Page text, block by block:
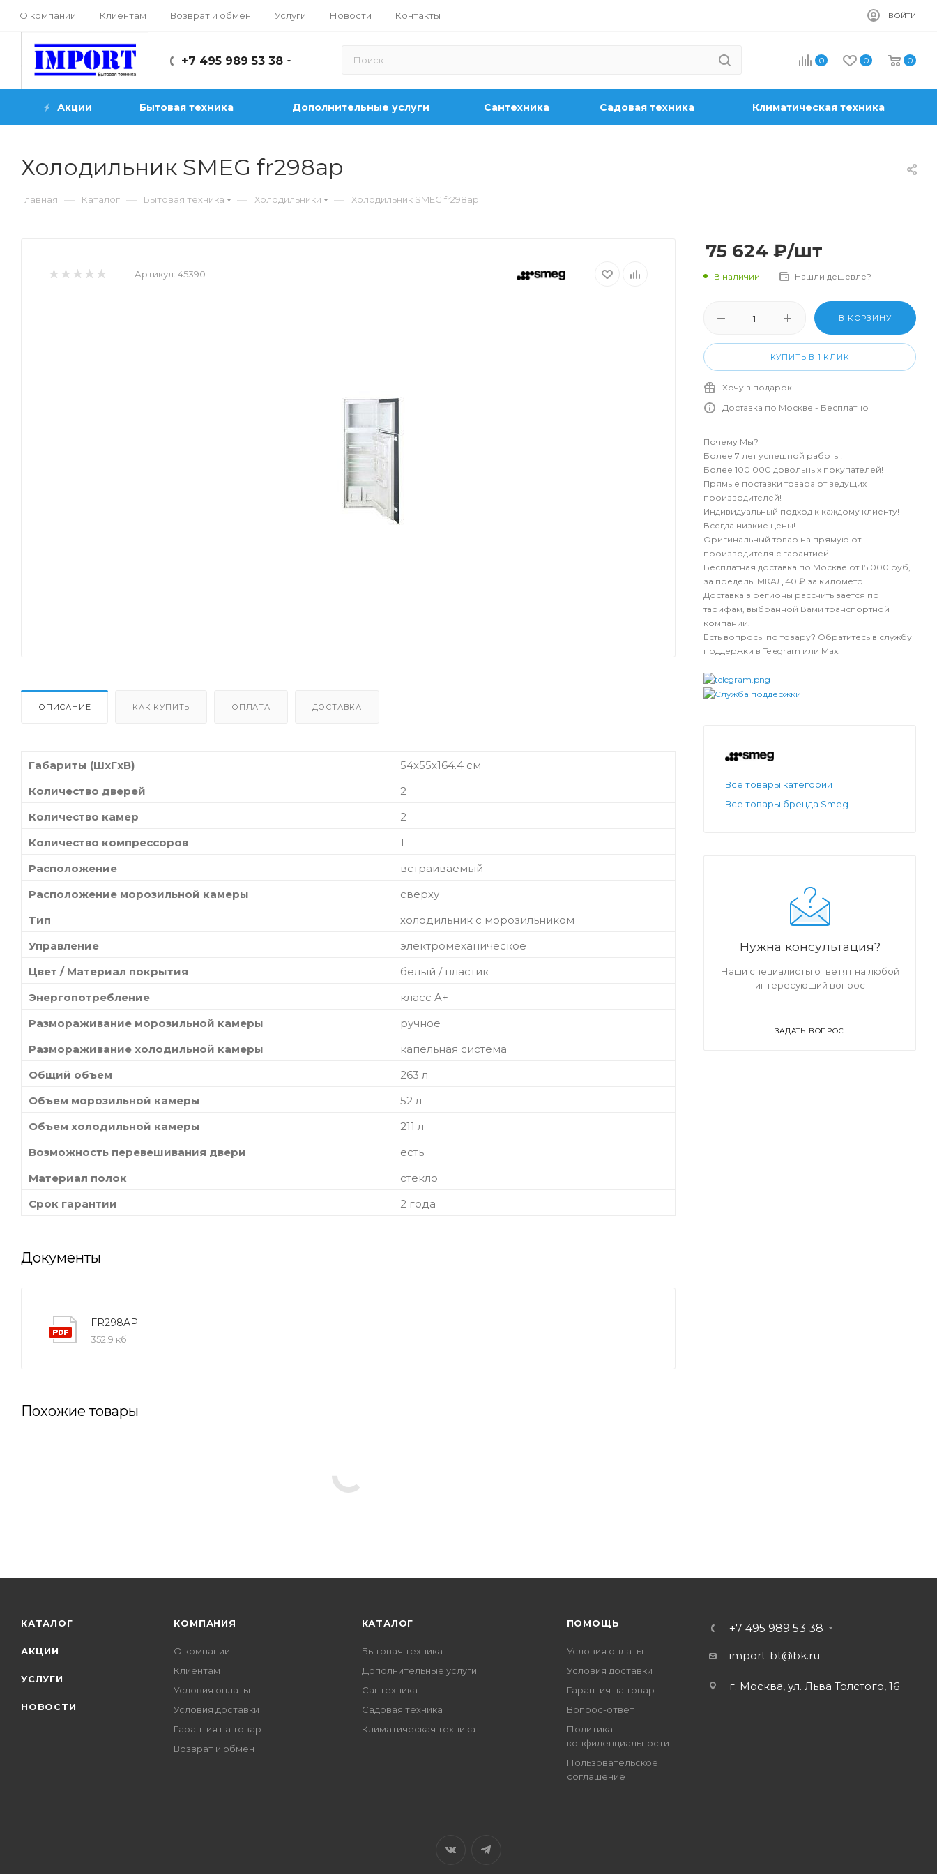
О компании Клиентам Возврат и обмен Услуги Новости Контакты ВОЙТИ
+7 495 989 53 38 0 0 0
Акции Бытовая техника Дополнительные услуги Сантехника Садовая техника Климатическая техника
Холодильник SMEG fr298ap
Главная — Каталог — Бытовая техника — Холодильники — Холодильник SMEG fr298ap
Артикул: 45390
ОПИСАНИЕ КАК КУПИТЬ ОПЛАТА ДОСТАВКА
Габариты (ШxГxВ)
54x55x164.4 см
Количество дверей
2
Количество камер
2
Количество компрессоров
1
Расположение
встраиваемый
Расположение морозильной камеры
сверху
Тип
холодильник с морозильником
Управление
электромеханическое
Цвет / Материал покрытия
белый / пластик
Энергопотребление
класс A+
Размораживание морозильной камеры
ручное
Размораживание холодильной камеры
капельная система
Общий объем
263 л
Объем морозильной камеры
52 л
Объем холодильной камеры
211 л
Возможность перевешивания двери
есть
Материал полок
стекло
Срок гарантии
2 года
Документы
FR298AP
352,9 кб
Похожие товары
75 624 ₽/шт
В наличии Нашли дешевле?
В КОРЗИНУ
КУПИТЬ В 1 КЛИК
Хочу в подарок
Доставка по Москве - Бесплатно
Почему Мы?
Более 7 лет успешной работы!
Более 100 000 довольных покупателей!
Прямые поставки товара от ведущих
производителей!
Индивидуальный подход к каждому клиенту!
Всегда низкие цены!
Оригинальный товар на прямую от
производителя с гарантией.
Бесплатная доставка по Москве от 15 000 руб,
за пределы МКАД 40 ₽ за километр.
Доставка в регионы рассчитывается по
тарифам, выбранной Вами транспортной
компании.
Есть вопросы по товару? Обратитесь в службу
поддержки в Telegram или Max.
Все товары категории
Все товары бренда Smeg
Нужна консультация?
Наши специалисты ответят на любой
интересующий вопрос
ЗАДАТЬ ВОПРОС
КАТАЛОГ
АКЦИИ
УСЛУГИ
НОВОСТИ
КОМПАНИЯ
О компании
Клиентам
Условия оплаты
Условия доставки
Гарантия на товар
Возврат и обмен
КАТАЛОГ
Бытовая техника
Дополнительные услуги
Сантехника
Садовая техника
Климатическая техника
ПОМОЩЬ
Условия оплаты
Условия доставки
Гарантия на товар
Вопрос-ответ
Политика
конфиденциальности
Пользовательское
соглашение
+7 495 989 53 38
import-bt@bk.ru
г. Москва, ул. Льва Толстого, 16